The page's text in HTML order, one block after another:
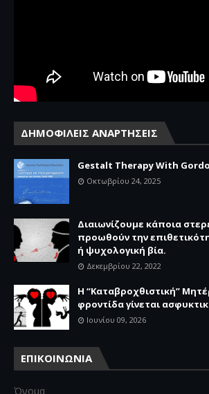
ΔΗΜΟΦΙΛΕΙΣ ΑΝΑΡΤΗΣΕΙΣ
Gestalt Therapy With
Οκτωβρίου 24, 2025
Διαιωνίζουμε κάποια
προωθούν την
ή ψυχολογική βία.
Δεκεμβρίου 22, 2022
Η “Καταβροχθιστική”
φροντίδα γίνεται
Ιουνίου 09, 2026
ΕΠΙΚΟΙΝΩΝΙΑ
Όνομα